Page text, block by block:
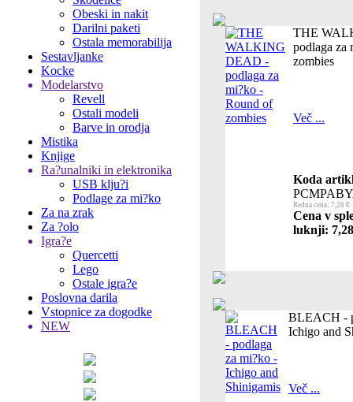
Obeski in nakit
Darilni paketi
Ostala memorabilija
Sestavljanke
Kocke
Modelarstvo
Revell
Ostali modeli
Barve in orodja
Mistika
Knjige
Ra?unalniki in elektronika
USB klju?i
Podlage za mi?ko
Za na zrak
Za ?olo
Igra?e
Quercetti
Lego
Ostale igra?e
Poslovna darila
Vstopnice za dogodke
NEW
THE
podlaga za
zombies
Več ...
Koda
Redna cena: 7,28 €
Cena v
luknji:
BLEACH -
Ichigo and
Več ...